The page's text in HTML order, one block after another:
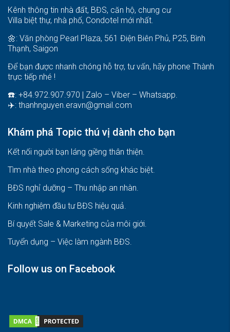
Kênh thông tin nhà đất, BĐS, căn hộ, chung cư
Villa biệt thự, nhà phố, Condotel mới nhất.
🌼: Văn phòng Pearl Plaza, 561 Điện Biên Phủ, P25, Bình
Thạnh, Saigon
Để bạn được nhanh chóng hỗ trợ, tư vấn, hãy phone Thành
trực tiếp nhé !
☎️: +84.972.907.970 | Zalo – Viber – Whatsapp.
✈️: thanhnguyen.eravn@gmail.com
Khám phá Topic thú vị dành cho bạn
Kết nối người bạn láng giềng thân thiện.
Tìm nhà theo phong cách sống khác biệt
BĐS nghỉ dưỡng – Thu nhập an nhàn
Kinh nghiệm đầu tư BĐS hiệu quả
Bí quyết Sale & Marketing của môi giới
Tuyển dụng – Việc làm ngành BĐS
Follow us on Facebook